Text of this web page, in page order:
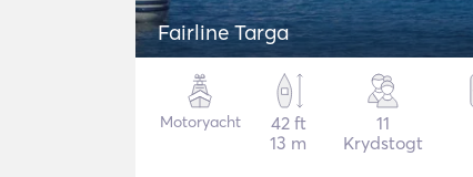
Fairline Targa
Motoryacht
42 ft
13 m
11
Krydstogt